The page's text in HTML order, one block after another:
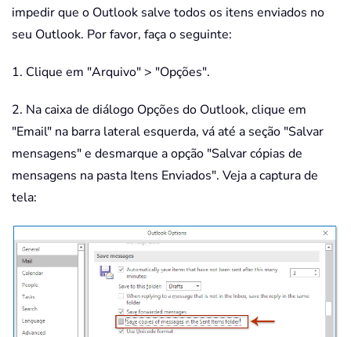
impedir que o Outlook salve todos os itens enviados no
seu Outlook. Por favor, faça o seguinte:
1. Clique em "Arquivo" > "Opções".
2. Na caixa de diálogo Opções do Outlook, clique em
"Email" na barra lateral esquerda, vá até a seção "Salvar
mensagens" e desmarque a opção "Salvar cópias de
mensagens na pasta Itens Enviados". Veja a captura de
tela: